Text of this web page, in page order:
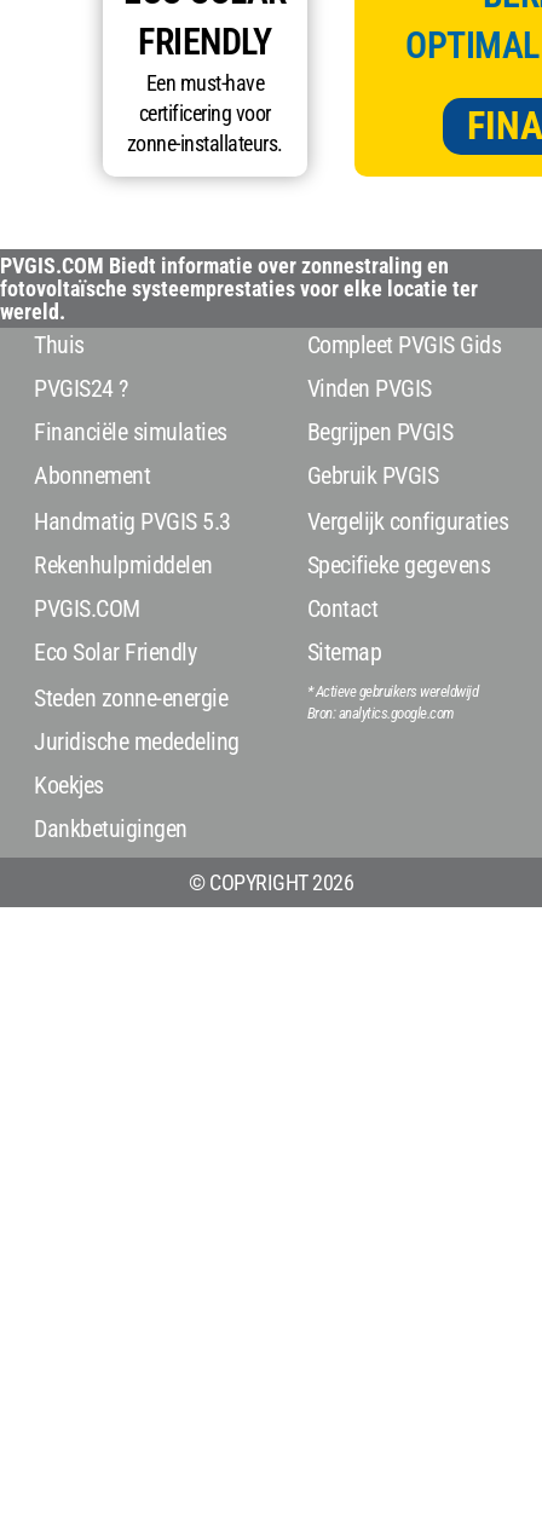
FRIENDLY
Een must-have
certificering voor
zonne-installateurs.
PVGIS.COM Biedt informatie over zonnestraling en
fotovoltaïsche systeemprestaties voor elke locatie ter
wereld.
Thuis
PVGIS24 ?
Financiële simulaties
Abonnement
Handmatig PVGIS 5.3
Rekenhulpmiddelen
PVGIS.COM
Eco Solar Friendly
Steden zonne-energie
Juridische mededeling
Koekjes
Dankbetuigingen
Compleet PVGIS Gids
Vinden PVGIS
Begrijpen PVGIS
Gebruik PVGIS
Vergelijk configuraties
Specifieke gegevens
Contact
Sitemap
* Actieve gebruikers wereldwijd
Bron: analytics.google.com
© COPYRIGHT 2026